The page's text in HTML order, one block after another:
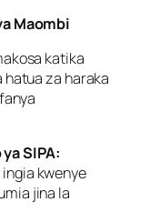
Maombi
katika
hatua za haraka
SIPA:
ingia kwenye
jina la